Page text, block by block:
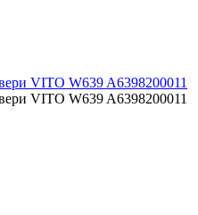
VITO W639 A6398200011
VITO W639 A6398200011